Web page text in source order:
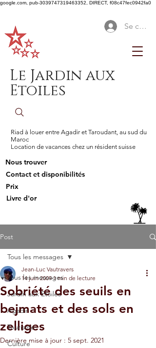
google.com, pub-3039747319463352, DIRECT, f08c47fec0942fa0
Se
Le Jardin aux
Etoiles
Riad à louer entre Agadir et Taroudant, au sud du
Maroc
Location de vacances chez un résident suisse
Nous trouver
Contact et disponibilités
Prix
Livre d'or
Post
Tous les messages
Jardin aux Etoiles
Agadir
Tourisme
Culture
Tous les messages
Sobriété des seuils en
bejmats et des sols en
zelliges
Jean-Luc Vautravers
14 juin 2009 1 min de lecture
Dernière mise à jour : 5 sept. 2021